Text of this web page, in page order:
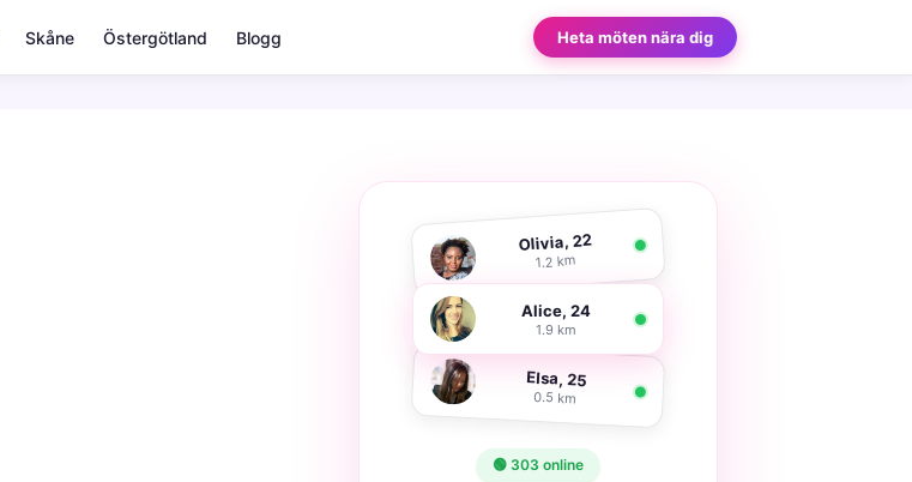
Skåne Östergötland Blogg Heta möten nära dig
Olivia, 22
1.2 km
Alice, 24
1.9 km
Elsa, 25
0.5 km
🟢 303 online